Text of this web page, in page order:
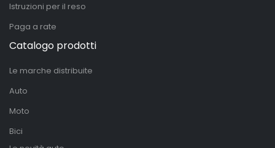
Istruzioni per il reso
Paga a rate
Catalogo prodotti
Le marche distribuite
Auto
Moto
Bici